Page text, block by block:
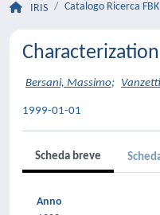
IRIS Catalogo Ricerca FBK
Bersani, Massimo;
1999-01-01
Scheda breve
Anno